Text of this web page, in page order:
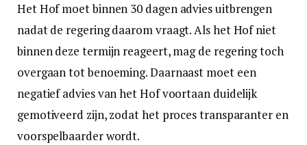
Het Hof moet binnen 30 dagen advies uitbrengen
nadat de regering daarom vraagt. Als het Hof niet
binnen deze termijn reageert, mag de regering toch
overgaan tot benoeming. Daarnaast moet een
negatief advies van het Hof voortaan duidelijk
gemotiveerd zijn, zodat het proces transparanter en
voorspelbaarder wordt.